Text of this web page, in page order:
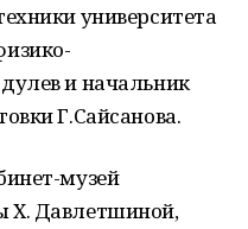
университета
и начальник
Г.Сайсанова.
музей
Х. Давлетшиной,